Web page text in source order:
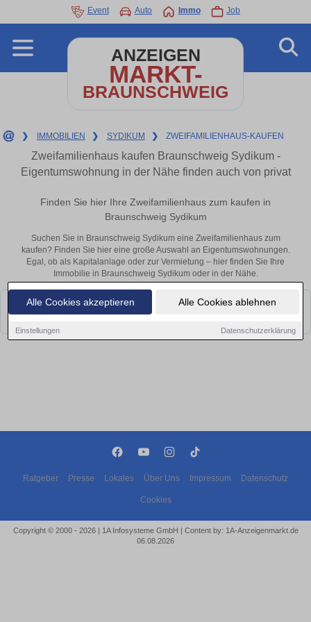
Alle Cookies akzeptieren Alle Cookies ablehnen
Einstellungen Datenschutzerklärung
Event Auto Immo Job
ANZEIGEN
MARKT-
BRAUNSCHWEIG
❯ IMMOBILIEN ❯ SYDIKUM ❯ ZWEIFAMILIENHAUS-KAUFEN
Zweifamilienhaus kaufen Braunschweig Sydikum -
Eigentumswohnung in der Nähe finden auch von privat
Finden Sie hier Ihre Zweifamilienhaus zum kaufen in
Braunschweig Sydikum
Suchen Sie in Braunschweig Sydikum eine Zweifamilienhaus zum
kaufen? Finden Sie hier eine große Auswahl an Eigentumswohnungen.
Egal, ob als Kapitalanlage oder zur Vermietung – hier finden Sie Ihre
Immobilie in Braunschweig Sydikum oder in der Nähe.
Leider konnten wir derzeit keine passenden Objekte finden. Schauen Sie
bald wieder vorbei!
Ratgeber Presse Lokales Über Uns Impressum Datenschutz
Cookies
Copyright © 2000 - 2026 | 1A Infosysteme GmbH | Content by: 1A-Anzeigenmarkt.de
06.08.2026